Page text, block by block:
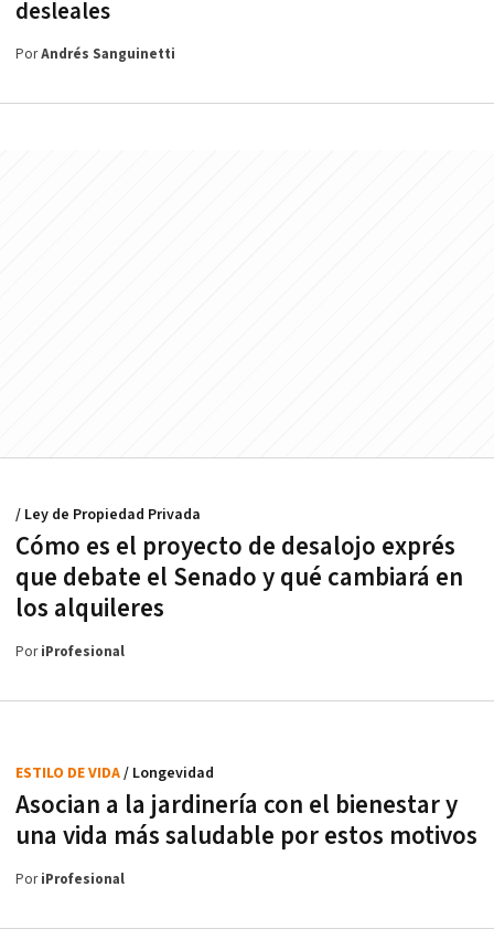
desleales
PorAndrés Sanguinetti
Cómo es el proyecto de desalojo exprés
que debate el Senado y qué cambiará en
los alquileres
/ Ley de Propiedad Privada
PoriProfesional
Asocian a la jardinería con el bienestar y
una vida más saludable por estos motivos
ESTILO DE VIDA/ Longevidad
PoriProfesional